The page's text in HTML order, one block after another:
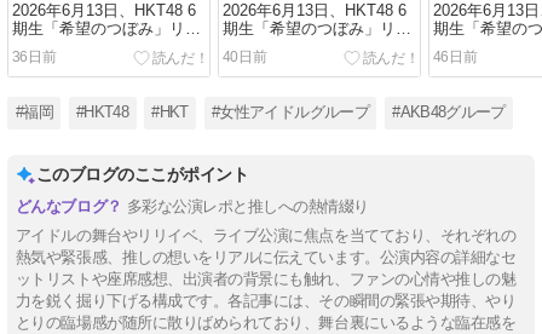
2026年6月13日、HKT48 6
期生「希望のつぼみ」リバ
イバル公演(その三)
36日前
2026年6月13日、HKT48 6
期生「希望のつぼみ」リバ
イバル公演(その二)
40日前
2026年6月13
期生「希望の
イバル公演(そ
46日前
#福岡 #HKT48 #HKT #女性アイドルグループ #AKB48グループ
このブログのここがポイント
多彩な公演レポと推しへの熱情綴り
アイドルの舞台やリリイベ、ライブ公演に焦点を当てており、それぞれの
熱気や緊張感、推しの想いをリアルに伝えています。公演内容の詳細なセ
ットリストや座席感想、出演者の背景にも触れ、ファンの心情や推しの魅
力を鋭く掘り下げる構成です。各記事には、その瞬間の緊張や期待、やり
とりの臨場感が随所に散りばめられており、舞台裏にいるような臨在感を